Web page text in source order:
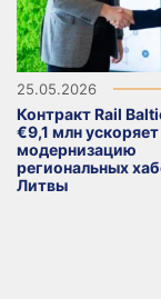
25.05.2026
Контракт Rail
€9,1 млн ускоряет
модернизацию
региональных
Литвы